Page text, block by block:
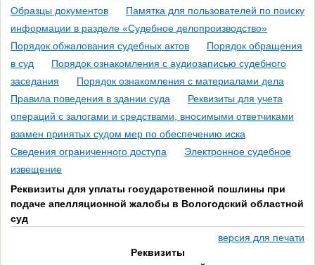
Образцы документов
Памятка для пользователей по поиску
информации в разделе «Судебное делопроизводство»
Порядок обжалования судебных актов
Порядок обращения
в суд
Порядок ознакомления с аудиозаписью судебного
заседания
Порядок ознакомления с материалами дела
Правила поведения в здании суда
Реквизиты для учета
операций с залогами и средствами, вносимыми ответчиками
взамен принятых судом мер по обеспечению иска
Сведения ограниченного доступа
Электронное судебное
извещение
Реквизиты для уплаты государственной пошлины при
подаче апелляционной жалобы в Вологодский областной
суд
версия для печати
Реквизиты